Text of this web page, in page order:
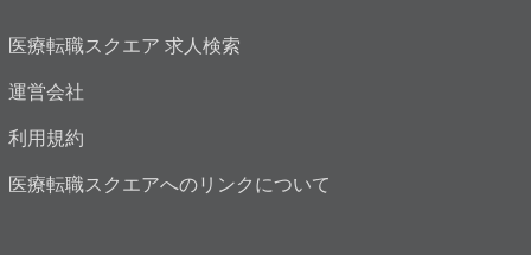
医療転職スクエア 求人検索
運営会社
利用規約
医療転職スクエアへのリンクについて